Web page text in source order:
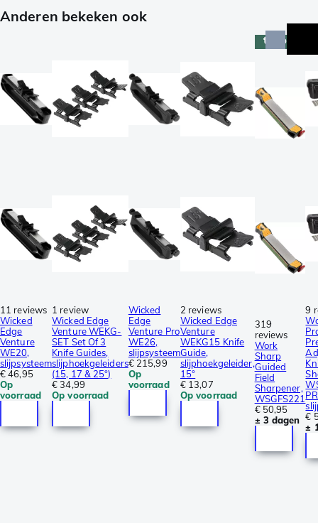
Anderen bekeken ook
11 reviews
Wicked
Edge
Venture
WE20,
slijpsysteem
€ 46,95
Op
voorraad
1 review
Wicked Edge
Venture WEKG-
SET Set Of 3
Knife Guides,
slijphoekgeleiders
(15, 17 & 25°)
€ 34,99
Op voorraad
Wicked
Edge
Venture Pro
WE26,
slijpsysteem
€ 215,99
Op
voorraad
2 reviews
Wicked Edge
Venture
WEKG15 Knife
Guide,
slijphoekgeleider,
15°
€ 13,07
Op voorraad
topper
319
reviews
Work
Sharp
Guided
Field
Sharpener,
WSGFS221
€ 50,95
± 3 dagen
9
€
±